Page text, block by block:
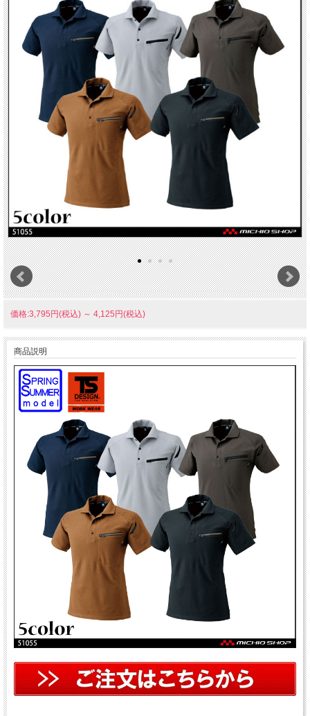
価格:3,795円(税込) ～ 4,125円(税込)
商品説明